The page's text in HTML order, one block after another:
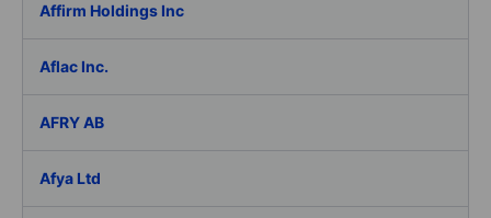
Affirm Holdings Inc
Aflac Inc.
AFRY AB
Afya Ltd